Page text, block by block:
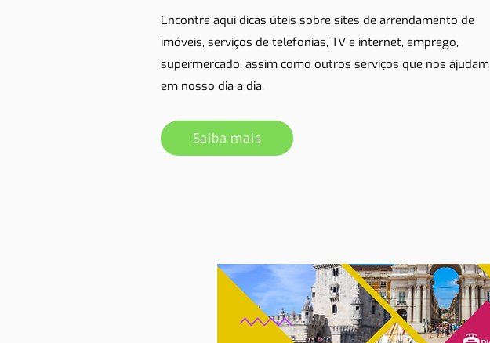
Encontre aqui dicas úteis sobre sites de arrendamento de
imóveis, serviços de telefonias, TV e internet, emprego,
supermercado, assim como outros serviços que nos ajudam
em nosso dia a dia.
Saiba mais